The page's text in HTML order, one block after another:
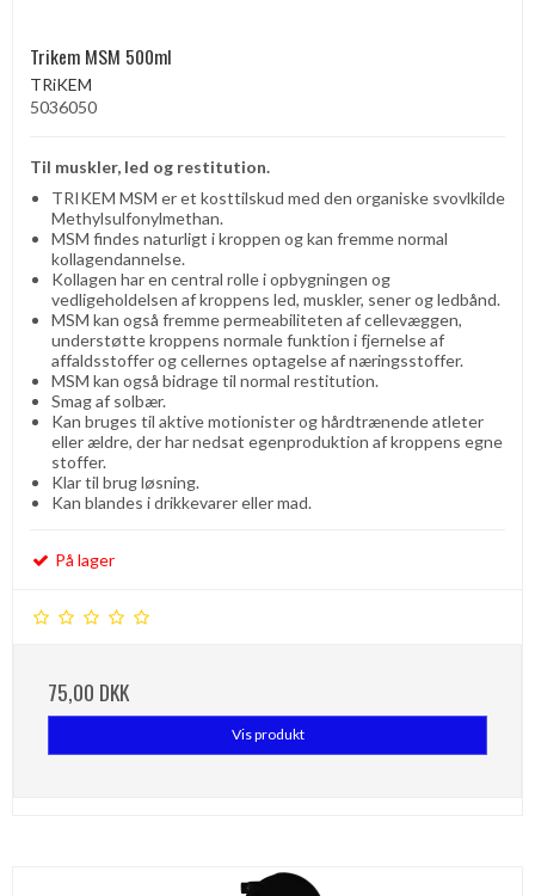
Trikem MSM 500ml
TRiKEM
5036050
Til muskler, led og restitution.
TRIKEM MSM er et kosttilskud med den organiske svovlkilde
Methylsulfonylmethan.
MSM findes naturligt i kroppen og kan fremme normal
kollagendannelse.
Kollagen har en central rolle i opbygningen og
vedligeholdelsen af ​​kroppens led, muskler, sener og ledbånd.
MSM kan også fremme permeabiliteten af ​​cellevæggen,
understøtte kroppens normale funktion i fjernelse af
affaldsstoffer og cellernes optagelse af næringsstoffer.
MSM kan også bidrage til normal restitution.
Smag af solbær.
Kan bruges til aktive motionister og hårdtrænende atleter
eller ældre, der har nedsat egenproduktion af kroppens egne
stoffer.
Klar til brug løsning.
Kan blandes i drikkevarer eller mad.
På lager
75,00 DKK
Vis produkt